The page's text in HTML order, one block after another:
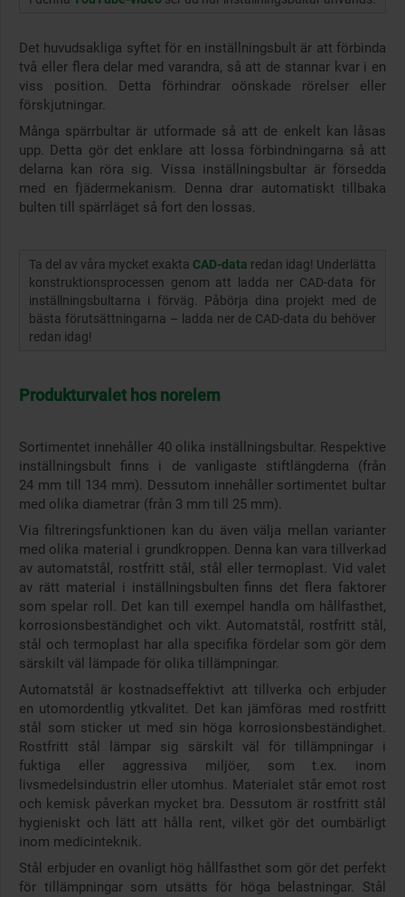
Det huvudsakliga syftet för en inställningsbult är att förbinda
två eller flera delar med varandra, så att de stannar kvar i en
viss position. Detta förhindrar oönskade rörelser eller
förskjutningar.
Många spärrbultar är utformade så att de enkelt kan låsas
upp. Detta gör det enklare att lossa förbindningarna så att
delarna kan röra sig. Vissa inställningsbultar är försedda
med en fjädermekanism. Denna drar automatiskt tillbaka
bulten till spärrläget så fort den lossas.
Ta del av våra mycket exakta CAD-data redan idag! Underlätta
konstruktionsprocessen genom att ladda ner CAD-data för
inställningsbultarna i förväg. Påbörja dina projekt med de
bästa förutsättningarna – ladda ner de CAD-data du behöver
redan idag!
Produkturvalet hos norelem
Sortimentet innehåller 40 olika inställningsbultar. Respektive
inställningsbult finns i de vanligaste stiftlängderna (från
24 mm till 134 mm). Dessutom innehåller sortimentet bultar
med olika diametrar (från 3 mm till 25 mm).
Via filtreringsfunktionen kan du även välja mellan varianter
med olika material i grundkroppen. Denna kan vara tillverkad
av automatstål, rostfritt stål, stål eller termoplast. Vid valet
av rätt material i inställningsbulten finns det flera faktorer
som spelar roll. Det kan till exempel handla om hållfasthet,
korrosionsbeständighet och vikt. Automatstål, rostfritt stål,
stål och termoplast har alla specifika fördelar som gör dem
särskilt väl lämpade för olika tillämpningar.
Automatstål är kostnadseffektivt att tillverka och erbjuder
en utomordentlig ytkvalitet. Det kan jämföras med rostfritt
stål som sticker ut med sin höga korrosionsbeständighet.
Rostfritt stål lämpar sig särskilt väl för tillämpningar i
fuktiga eller aggressiva miljöer, som t.ex. inom
livsmedelsindustrin eller utomhus. Materialet står emot rost
och kemisk påverkan mycket bra. Dessutom är rostfritt stål
hygieniskt och lätt att hålla rent, vilket gör det oumbärligt
inom medicinteknik.
Stål erbjuder en ovanligt hög hållfasthet som gör det perfekt
för tillämpningar som utsätts för höga belastningar. Stål